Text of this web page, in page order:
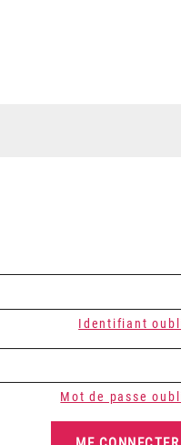
Identifiant
Mot de passe